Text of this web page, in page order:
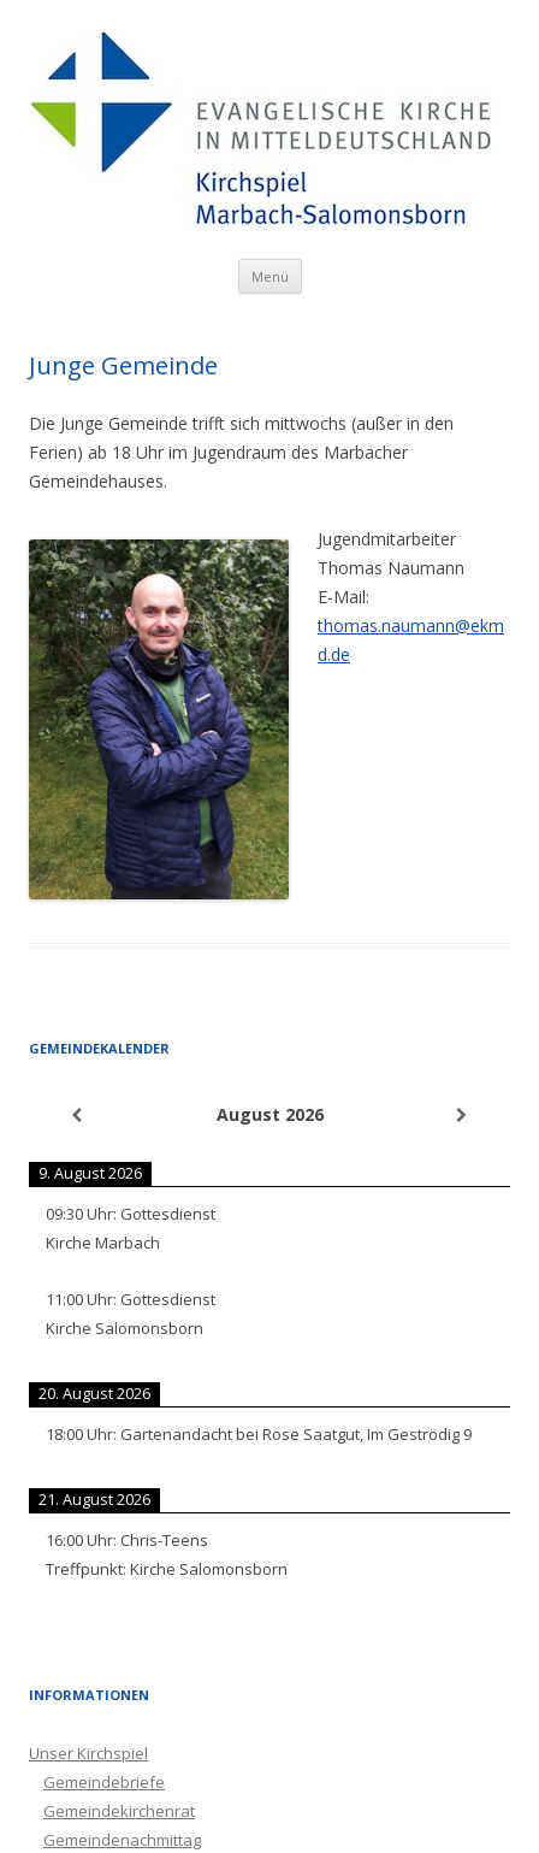
Menü
Junge Gemeinde
Die Junge Gemeinde trifft sich mittwochs (außer in den
Ferien) ab 18 Uhr im Jugendraum des Marbacher
Gemeindehauses.
Jugendmitarbeiter
Thomas Naumann
E-Mail:
thomas.naumann@ekm
d.de
GEMEINDEKALENDER
August 2026
9. August 2026
09:30Uhr: Gottesdienst
Kirche Marbach
11:00Uhr: Gottesdienst
Kirche Salomonsborn
20. August 2026
18:00Uhr: Gartenandacht bei Rose Saatgut, Im Geströdig 9
21. August 2026
16:00Uhr: Chris-Teens
Treffpunkt: Kirche Salomonsborn
INFORMATIONEN
Unser Kirchspiel
Gemeindebriefe
Gemeindekirchenrat
Gemeindenachmittag